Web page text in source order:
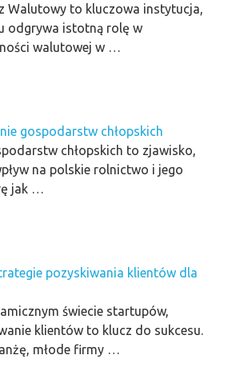
Walutowy to kluczowa instytucja,
odgrywa istotną rolę w
walutowej w …
gospodarstw chłopskich
chłopskich to zjawisko,
na polskie rolnictwo i jego
jak …
pozyskiwania klientów dla
świecie startupów,
klientów to klucz do sukcesu.
młode firmy …